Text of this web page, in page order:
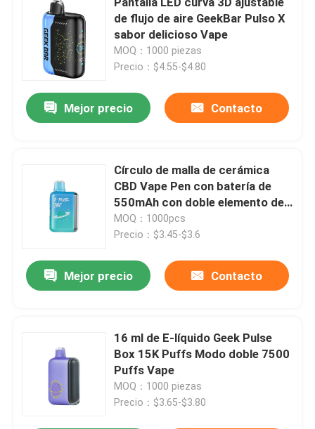
de flujo de aire GeekBar Pulso X
sabor delicioso Vape
MOQ：1000 piezas
Precio：$4.55-$4.80
Mejor precio Contacto
Círculo de malla de cerámica
CBD Vape Pen con batería de
550mAh con doble elemento de
calefacción 5ml Volumen
MOQ：1000pcs
Precio：$3.45-$3.6
Mejor precio Contacto
16 ml de E-líquido Geek Pulse
Box 15K Puffs Modo doble 7500
Puffs Vape
MOQ：1000 piezas
Precio：$3.65-$3.80